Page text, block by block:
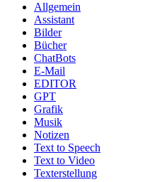
Allgemein
Assistant
Bilder
Bücher
ChatBots
E-Mail
EDITOR
GPT
Grafik
Musik
Notizen
Text to Speech
Text to Video
Texterstellung